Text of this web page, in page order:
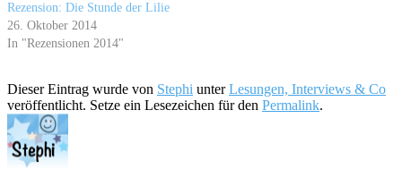
Rezension: Die Stunde der Lilie
26. Oktober 2014
In "Rezensionen 2014"
Dieser Eintrag wurde von Stephi unterLesungen, Interviews & Co
veröffentlicht. Setze ein Lesezeichen für den Permalink.